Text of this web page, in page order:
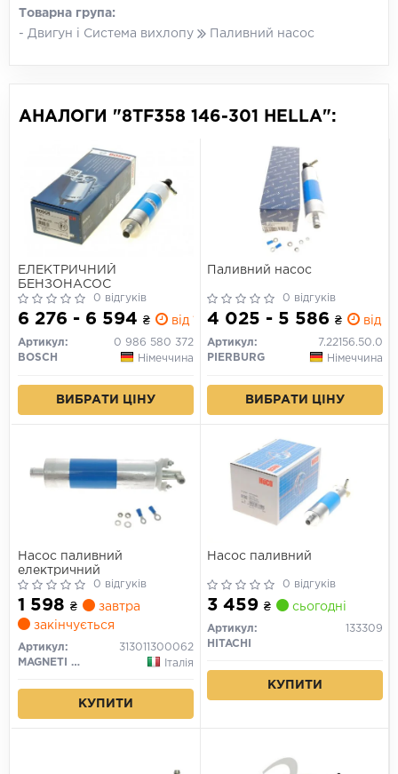
Товарна група:
- Двигун і Система вихлопу
Паливний насос
АНАЛОГИ "8TF358 146-301 HELLA":
ЕЛЕКТРИЧНИЙ
БЕНЗОНАСОС
0 відгуків
6 276 - 6 594 ₴ від 1 дн.
Артикул:
0 986 580 372
BOSCH
Німеччина
ВИБРАТИ ЦІНУ
Паливний насос
0 відгуків
4 025 - 5 586 ₴ від 1
Артикул:
7.22156.50.0
PIERBURG
Німеччина
ВИБРАТИ ЦІНУ
Насос паливний
електричний
0 відгуків
1 598 ₴
завтра
закінчується
Артикул:
313011300062
MAGNETI MARELLI
Італія
КУПИТИ
Насос паливний
0 відгуків
3 459 ₴ сьогодні
Артикул:
133309
HITACHI
КУПИТИ